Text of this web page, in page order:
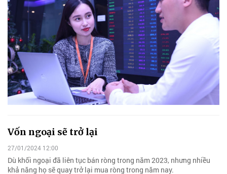
Vốn ngoại sẽ trở lại
27/01/2024 12:00
Dù khối ngoại đã liên tục bán ròng trong năm 2023, nhưng nhiều
khả năng họ sẽ quay trở lại mua ròng trong năm nay.